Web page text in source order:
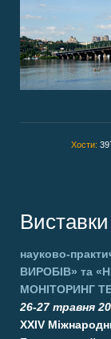
Хости:
науково-
ВИРОБІВ» та
МОНІТОРИНГ
26-27 травня
XXIV